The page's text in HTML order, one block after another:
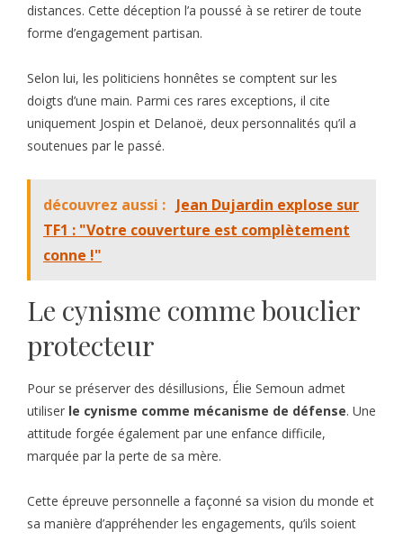
distances. Cette déception l’a poussé à se retirer de toute
forme d’engagement partisan.
Selon lui, les politiciens honnêtes se comptent sur les
doigts d’une main. Parmi ces rares exceptions, il cite
uniquement Jospin et Delanoë, deux personnalités qu’il a
soutenues par le passé.
découvrez aussi : Jean Dujardin explose sur
TF1 : "Votre couverture est complètement
conne !"
Le cynisme comme bouclier
protecteur
Pour se préserver des désillusions, Élie Semoun admet
utiliser le cynisme comme mécanisme de défense. Une
attitude forgée également par une enfance difficile,
marquée par la perte de sa mère.
Cette épreuve personnelle a façonné sa vision du monde et
sa manière d’appréhender les engagements, qu’ils soient